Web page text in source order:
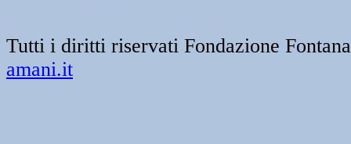
Tutti i diritti riservati Fondazione
amani.it